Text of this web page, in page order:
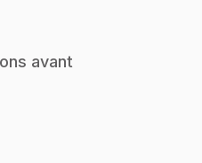
avant